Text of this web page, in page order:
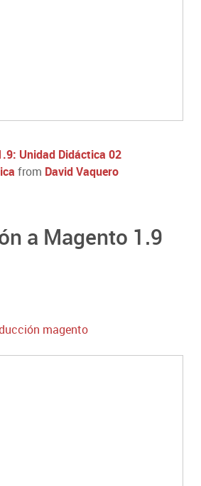
Unidad Didáctica 02
from David Vaquero
a Magento 1.9
magento